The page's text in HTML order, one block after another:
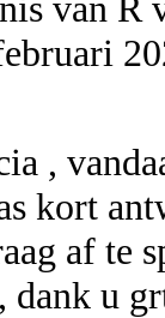
,
kort
af te
dank u